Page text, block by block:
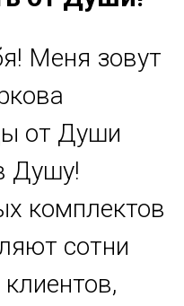
Меня зовут
от Души
Душу!
комплектов
сотни